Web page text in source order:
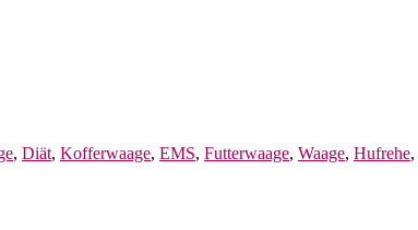
, Diät, Kofferwaage, EMS, Futterwaage, Waage, Hufrehe,